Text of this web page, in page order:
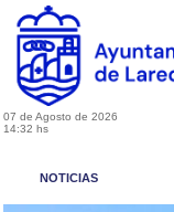
07 de Agosto de 2026
14:32 hs
NOTICIAS